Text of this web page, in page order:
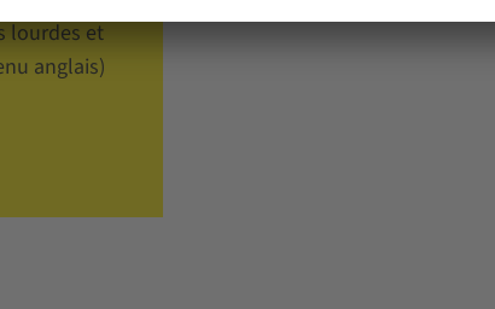
lourdes et
anglais)